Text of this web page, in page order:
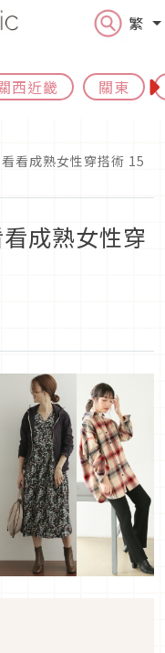
繁
西近畿 關東
看成熟女性穿搭術 15
成熟女性穿